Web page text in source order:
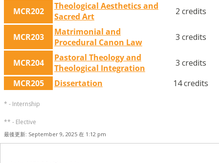
MCR202
Theological Aesthetics and
Sacred Art
2 credits
MCR203
Matrimonial and
Procedural Canon Law
3 credits
MCR204
Pastoral Theology and
Theological Integration
3 credits
MCR205
Dissertation 14 credits
* - Internship
** - Elective
最後更新: September 9, 2025 在 1:12 pm